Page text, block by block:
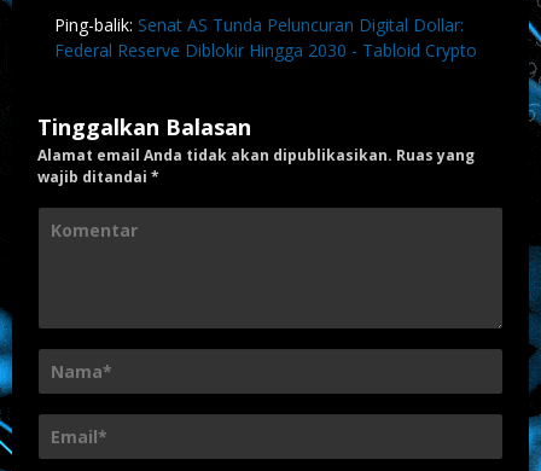
Ping-balik: Senat AS Tunda Peluncuran Digital Dollar:
Federal Reserve Diblokir Hingga 2030 - Tabloid Crypto
Tinggalkan Balasan
Alamat email Anda tidak akan dipublikasikan. Ruas yang
wajib ditandai *